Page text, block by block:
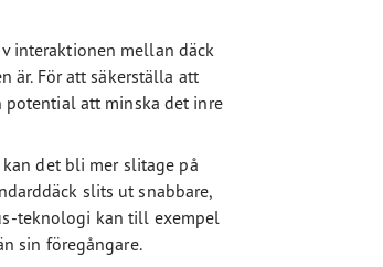
interaktionen mellan däck
är. För att säkerställa att
att minska det inre
det bli mer slitage på
slits ut snabbare,
teknologi kan till exempel
sin föregångare.